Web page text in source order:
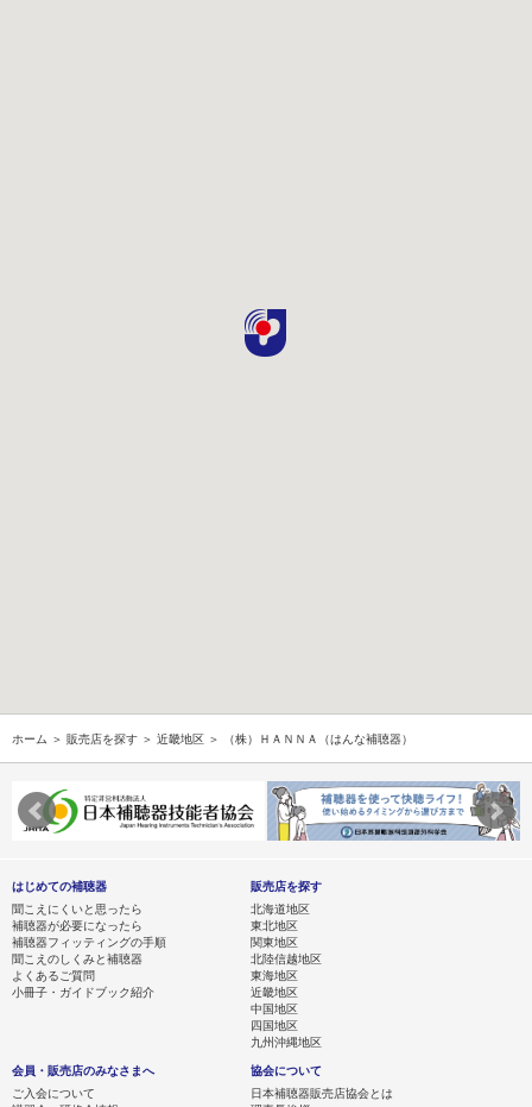
ホーム ＞ 販売店を探す ＞ 近畿地区 ＞ （株）ＨＡＮＮＡ（はんな補聴器）
はじめての補聴器
聞こえにくいと思ったら
補聴器が必要になったら
補聴器フィッティングの手順
聞こえのしくみと補聴器
よくあるご質問
小冊子・ガイドブック紹介
販売店を探す
北海道地区
東北地区
関東地区
北陸信越地区
東海地区
近畿地区
中国地区
四国地区
九州沖縄地区
会員・販売店のみなさまへ
ご入会について
協会について
日本補聴器販売店協会とは